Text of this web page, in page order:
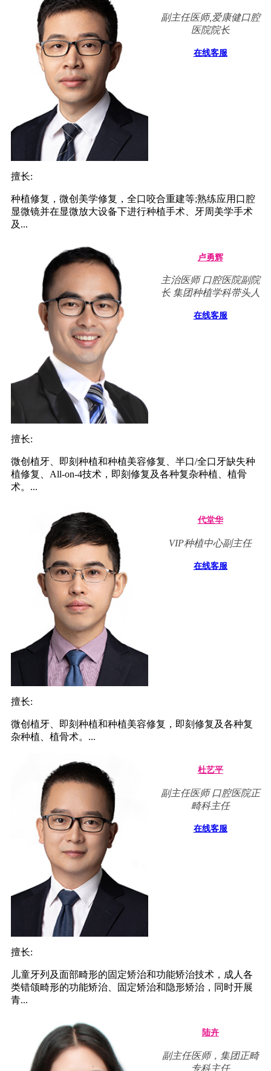
副主任医师,爱康健口腔
医院院长
在线客服
擅长:
种植修复，微创美学修复，全口咬合重建等;熟练应用口腔
显微镜并在显微放大设备下进行种植手术、牙周美学手术
及...
卢勇辉
主治医师 口腔医院副院
长 集团种植学科带头人
在线客服
擅长:
微创植牙、即刻种植和种植美容修复、半口/全口牙缺失种
植修复、All-on-4技术，即刻修复及各种复杂种植、植骨
术。...
代堂华
VIP种植中心副主任
在线客服
擅长:
微创植牙、即刻种植和种植美容修复，即刻修复及各种复
杂种植、植骨术。...
杜艺平
副主任医师 口腔医院正
畸科主任
在线客服
擅长:
儿童牙列及面部畸形的固定矫治和功能矫治技术，成人各
类错颌畸形的功能矫治、固定矫治和隐形矫治，同时开展
青...
陆卉
副主任医师，集团正畸
专科主任